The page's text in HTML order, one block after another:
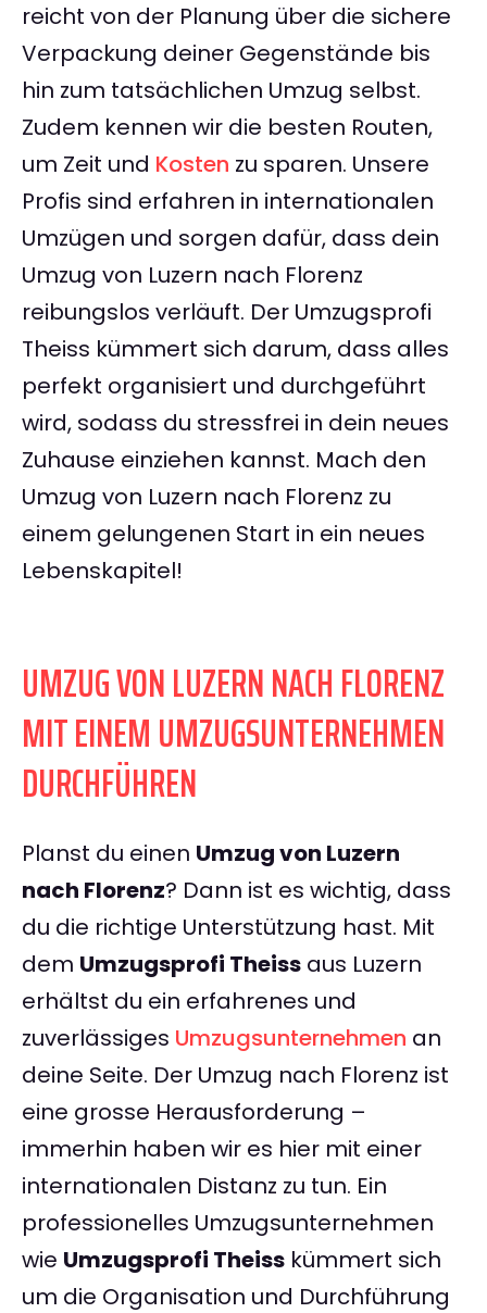
reicht von der Planung über die sichere
Verpackung deiner Gegenstände bis
hin zum tatsächlichen Umzug selbst.
Zudem kennen wir die besten Routen,
um Zeit und Kosten zu sparen. Unsere
Profis sind erfahren in internationalen
Umzügen und sorgen dafür, dass dein
Umzug von Luzern nach Florenz
reibungslos verläuft. Der Umzugsprofi
Theiss kümmert sich darum, dass alles
perfekt organisiert und durchgeführt
wird, sodass du stressfrei in dein neues
Zuhause einziehen kannst. Mach den
Umzug von Luzern nach Florenz zu
einem gelungenen Start in ein neues
Lebenskapitel!
UMZUG VON LUZERN NACH FLORENZ
MIT EINEM UMZUGSUNTERNEHMEN
DURCHFÜHREN
Planst du einen Umzug von Luzern
nach Florenz? Dann ist es wichtig, dass
du die richtige Unterstützung hast. Mit
dem Umzugsprofi Theiss aus Luzern
erhältst du ein erfahrenes und
zuverlässiges Umzugsunternehmen an
deine Seite. Der Umzug nach Florenz ist
eine grosse Herausforderung –
immerhin haben wir es hier mit einer
internationalen Distanz zu tun. Ein
professionelles Umzugsunternehmen
wie Umzugsprofi Theiss kümmert sich
um die Organisation und Durchführung